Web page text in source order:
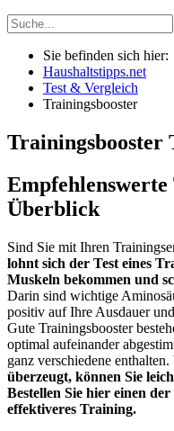
Sie befinden sich hier:
Haushaltstipps.net
Test & Vergleich
Trainingsbooster
Trainingsbooster
Überblick
Sind Sie mit Ihren
lohnt sich der Test eines
Muskeln bekommen und
Darin sind wichtige
positiv auf Ihre Ausdauer
Gute Trainingsbooster
optimal aufeinander
ganz verschiedene enthalten.
überzeugt, können Sie
Bestellen Sie hier einen
effektiveres Training.